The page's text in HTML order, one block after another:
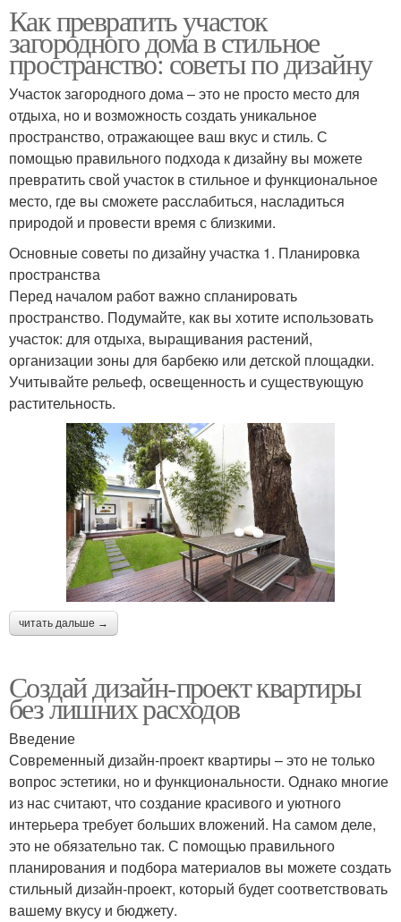
Как превратить участок
загородного дома в стильное
пространство: советы по дизайну
Участок загородного дома – это не просто место для
отдыха, но и возможность создать уникальное
пространство, отражающее ваш вкус и стиль. С
помощью правильного подхода к дизайну вы можете
превратить свой участок в стильное и функциональное
место, где вы сможете расслабиться, насладиться
природой и провести время с близкими.
Основные советы по дизайну участка 1. Планировка
пространства
Перед началом работ важно спланировать
пространство. Подумайте, как вы хотите использовать
участок: для отдыха, выращивания растений,
организации зоны для барбекю или детской площадки.
Учитывайте рельеф, освещенность и существующую
растительность.
читать дальше →
Создай дизайн-проект квартиры
без лишних расходов
Введение
Современный дизайн-проект квартиры – это не только
вопрос эстетики, но и функциональности. Однако многие
из нас считают, что создание красивого и уютного
интерьера требует больших вложений. На самом деле,
это не обязательно так. С помощью правильного
планирования и подбора материалов вы можете создать
стильный дизайн-проект, который будет соответствовать
вашему вкусу и бюджету.